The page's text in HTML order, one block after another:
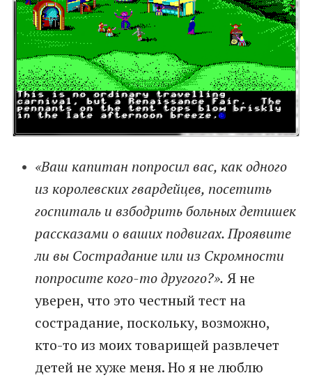
«Ваш капитан попросил вас, как одного
из королевских гвардейцев, посетить
госпиталь и взбодрить больных детишек
рассказами о ваших подвигах. Проявите
ли вы Сострадание или из Скромности
попросите кого-то другого?». Я не
уверен, что это честный тест на
сострадание, поскольку, возможно,
кто-то из моих товарищей развлечет
детей не хуже меня. Но я не люблю